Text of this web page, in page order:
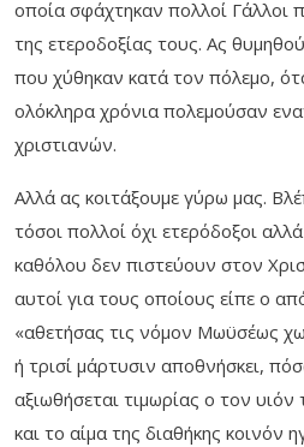
οποία σφάχτηκαν πολλοί Γάλλοι
της ετεροδοξίας τους. Ας
που χύθηκαν κατά τον πόλεμο,
ολόκληρα χρόνια πολεμούσαν
χριστιανών.
Αλλά ας κοιτάξουμε γύρω μας.
τόσοι πολλοί όχι ετερόδοξοι
καθόλου δεν πιστεύουν στον
αυτοί για τους οποίους είπε ο
«αθετήσας τις νόμον Μωϋσέως
ή τρισί μάρτυσιν αποθνήσκει,
αξιωθήσεται τιμωρίας ο τον
και το αίμα της διαθήκης κοινόν